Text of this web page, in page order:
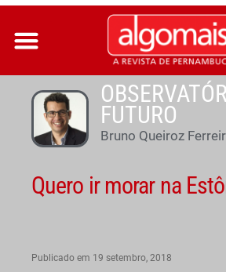
Ir
para
conteúdo
FUTURO
Bruno Queiroz
Quero ir morar na
Publicado em 19 setembro, 2018